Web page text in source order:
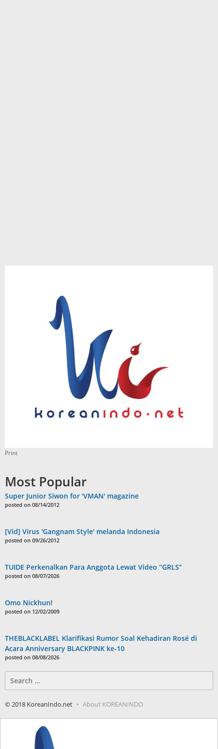
Print
Most Popular
Super Junior Siwon for 'VMAN' magazine
posted on 08/14/2012
[Vid] Virus 'Gangnam Style' melanda Indonesia
posted on 09/26/2012
TUIDE Perkenalkan Para Anggota Lewat Video “GRLS”
posted on 08/07/2026
Omo Nickhun!
posted on 12/02/2009
THEBLACKLABEL Klarifikasi Rumor Soal Kehadiran Rosé di
Acara Anniversary BLACKPINK ke-10
posted on 08/08/2026
for:
© 2018 KoreanIndo.net About KOREANINDO